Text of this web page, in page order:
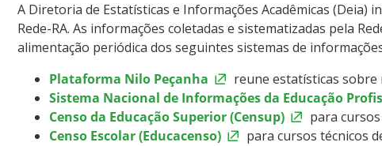
A Diretoria de Estatísticas e Informações Acadêmicas (Deia)
Rede-RA. As informações coletadas e sistematizadas pela
alimentação periódica dos seguintes sistemas de
Plataforma Nilo Peçanha
reune estatísticas
Sistema Nacional de Informações da Educação
Censo da Educação Superior (Censup)
para
Censo Escolar (Educacenso)
para cursos técnicos